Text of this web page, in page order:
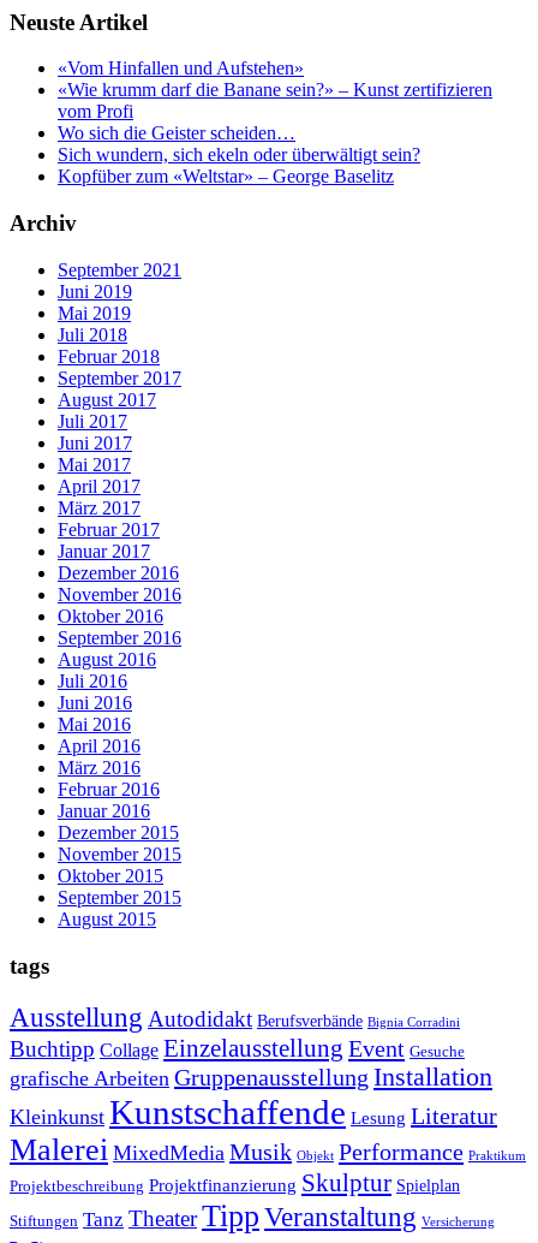
Neuste Artikel
«Vom Hinfallen und Aufstehen»
«Wie krumm darf die Banane sein?» – Kunst zertifizieren
vom Profi
Wo sich die Geister scheiden…
Sich wundern, sich ekeln oder überwältigt sein?
Kopfüber zum «Weltstar» – George Baselitz
Archiv
September 2021
Juni 2019
Mai 2019
Juli 2018
Februar 2018
September 2017
August 2017
Juli 2017
Juni 2017
Mai 2017
April 2017
März 2017
Februar 2017
Januar 2017
Dezember 2016
November 2016
Oktober 2016
September 2016
August 2016
Juli 2016
Juni 2016
Mai 2016
April 2016
März 2016
Februar 2016
Januar 2016
Dezember 2015
November 2015
Oktober 2015
September 2015
August 2015
tags
Ausstellung Autodidakt Berufsverbände Bignia Corradini
Buchtipp Collage Einzelausstellung Event Gesuche
grafische Arbeiten Gruppenausstellung Installation
Kleinkunst Kunstschaffende Lesung Literatur
Malerei MixedMedia Musik Objekt Performance Praktikum
Projektbeschreibung Projektfinanzierung Skulptur Spielplan
Stiftungen Tanz TheaterTippVeranstaltung Versicherung